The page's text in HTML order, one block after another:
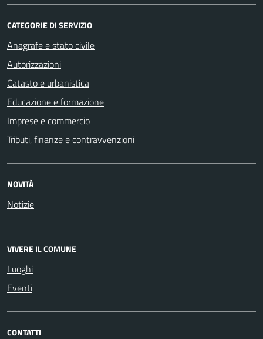
CATEGORIE DI SERVIZIO
Anagrafe e stato civile
Autorizzazioni
Catasto e urbanistica
Educazione e formazione
Imprese e commercio
Tributi, finanze e contravvenzioni
NOVITÀ
Notizie
VIVERE IL COMUNE
Luoghi
Eventi
CONTATTI